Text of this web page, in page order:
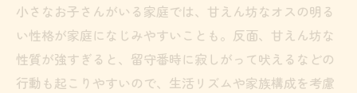
小さなお子さんがいる家庭では、甘えん坊なオスの明る
い性格が家庭になじみやすいことも。反面、甘えん坊な
性質が強すぎると、留守番時に寂しがって吠えるなどの
行動も起こりやすいので、生活リズムや家族構成を考慮